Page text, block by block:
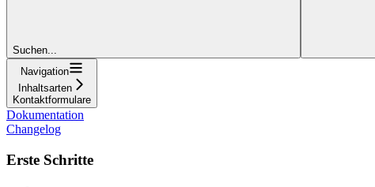
Suchen...
Navigation
Inhaltsarten
Kontaktformulare
Dokumentation
Changelog
Erste Schritte